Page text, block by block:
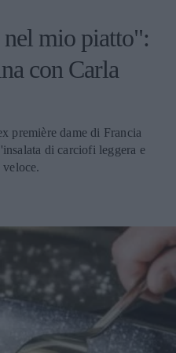
mio piatto":
con Carla
première dame di Francia
di carciofi leggera e
veloce.